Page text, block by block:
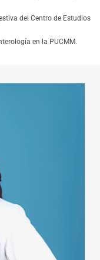
del Centro de Estudios
en la PUCMM.